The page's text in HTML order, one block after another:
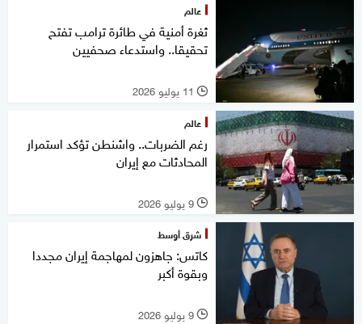
عالم
ثغرة أمنية في طائرة ترامب تفتح
تحقيقا.. واستدعاء صحفيين
l 11 يوليو 2026
عالم
رغم الضربات.. واشنطن تؤكد استمرار
المحادثات مع إيران
l 9 يوليو 2026
شرق أوسط
كاتس: جاهزون لمهاجمة إيران مجددا
وبقوة أكبر
l 9 يوليو 2026